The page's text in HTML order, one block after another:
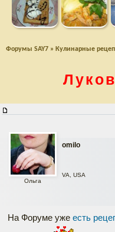
Форумы SAY7 » Кулинарные
omilo
Ольга
VA, USA
На Форуме уже есть